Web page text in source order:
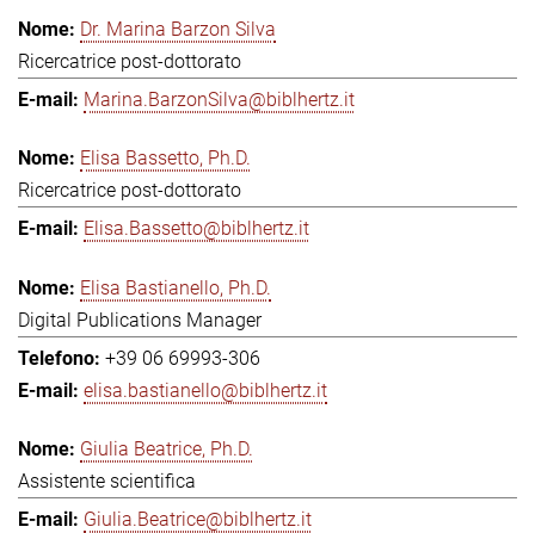
Dr. Marina Barzon Silva
Ricercatrice post-dottorato
Marina.BarzonSilva@biblhertz.it
Elisa Bassetto, Ph.D.
Ricercatrice post-dottorato
Elisa.Bassetto@biblhertz.it
Elisa Bastianello, Ph.D.
Digital Publications Manager
+39 06 69993-306
elisa.bastianello@biblhertz.it
Giulia Beatrice, Ph.D.
Assistente scientifica
Giulia.Beatrice@biblhertz.it